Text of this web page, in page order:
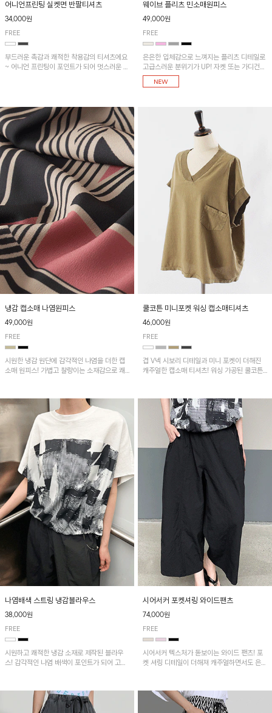
어니언프린팅 실켓면 반팔티셔츠
34,000원
FREE
부드러운 촉감과 쾌적한 착용감의 티셔츠에요
~ 어니언 프린팅이 포인트가 되어 멋스러운 아
웨이브 플리츠 민소매원피스
49,000원
FREE
은은한 입체감으로 느껴지는 플리츠 디테일로
고급스러운 분위기가 UP! 자켓 또는 가디건과
같이 매치해도 잘 어울린답니다!
냉감 캡소매 나염원피스
49,000원
FREE
시원한 냉감 원단에 감각적인 나염을 더한 캡
소매 원피스! 가볍고 찰랑이는 소재감으로 쾌
쿨코튼 미니포켓 워싱 캡소매티셔츠
46,000원
FREE
겹 V넥 시보리 디테일과 미니 포켓이 더해진
캐주얼한 캡소매 티셔츠! 워싱 가공된 쿨코튼
나염배색 스트링 냉감블라우스
38,000원
FREE
시원하고 쾌적한 냉감 소재로 제작된 블라우
스! 감각적인 나염 배색이 포인트가 되어 고급
착용 가능합니다~
시어서커 포켓셔링 와이드팬츠
74,000원
FREE
시어서커 텍스처가 돋보이는 와이드 팬츠! 포
켓 셔링 디테일이 더해져 캐주얼하면서도 은은
다. 가볍고 쾌적한 착용감으로 여름철 데일리
아이템으로 활용하기 좋아요~